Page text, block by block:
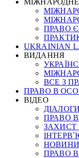
ПРАВО
UKRAINIAN
ВИДАННЯ
ВСЕ З
ПРАВО В
ВІДЕО
ПРАВО
ЗАХИСТ
НОВИНИ
ПРАВО